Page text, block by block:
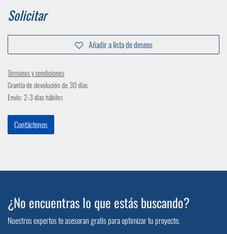
Solicitar
Añadir a lista de deseos
Términos y condiciones
Grantía de devolución de 30 días
Envío: 2-3 días hábiles
Contáctenos
¿No encuentras lo que estás buscando?
Nuestros expertos te asesoran gratis para optimizar tu proyecto.